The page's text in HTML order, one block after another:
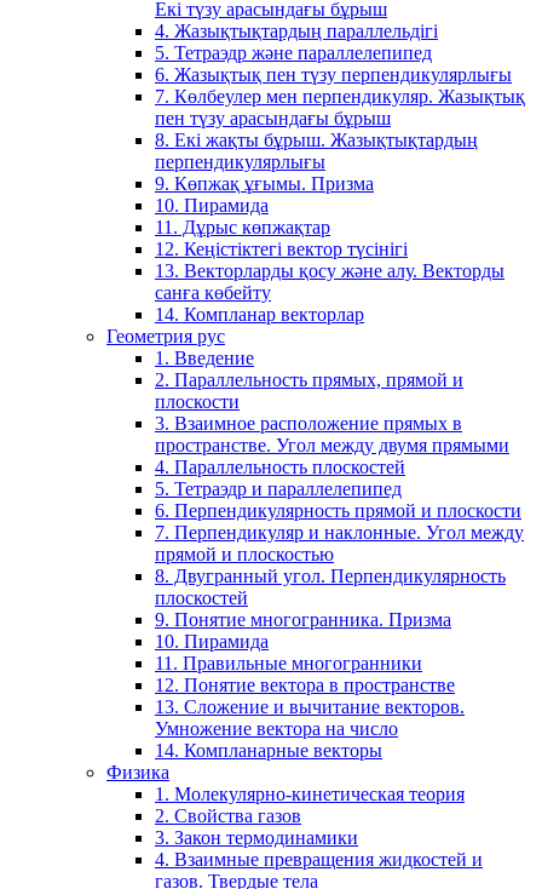
Екі түзу арасындағы бұрыш
4. Жазықтықтардың параллельдігі
5. Тетраэдр және параллелепипед
6. Жазықтық пен түзу перпендикулярлығы
7. Көлбеулер мен перпендикуляр. Жазықтық
пен түзу арасындағы бұрыш
8. Екі жақты бұрыш. Жазықтықтардың
перпендикулярлығы
9. Көпжақ ұғымы. Призма
10. Пирамида
11. Дұрыс көпжақтар
12. Кеңістіктегі вектор түсінігі
13. Векторларды қосу және алу. Векторды
санға көбейту
14. Компланар векторлар
Геометрия рус
1. Введение
2. Параллельность прямых, прямой и
плоскости
3. Взаимное расположение прямых в
пространстве. Угол между двумя прямыми
4. Параллельность плоскостей
5. Тетраэдр и параллелепипед
6. Перпендикулярность прямой и плоскости
7. Перпендикуляр и наклонные. Угол между
прямой и плоскостью
8. Двугранный угол. Перпендикулярность
плоскостей
9. Понятие многогранника. Призма
10. Пирамида
11. Правильные многогранники
12. Понятие вектора в пространстве
13. Сложение и вычитание векторов.
Умножение вектора на число
14. Компланарные векторы
Физика
1. Молекулярно-кинетическая теория
2. Свойства газов
3. Закон термодинамики
4. Взаимные превращения жидкостей и
газов. Твердые тела